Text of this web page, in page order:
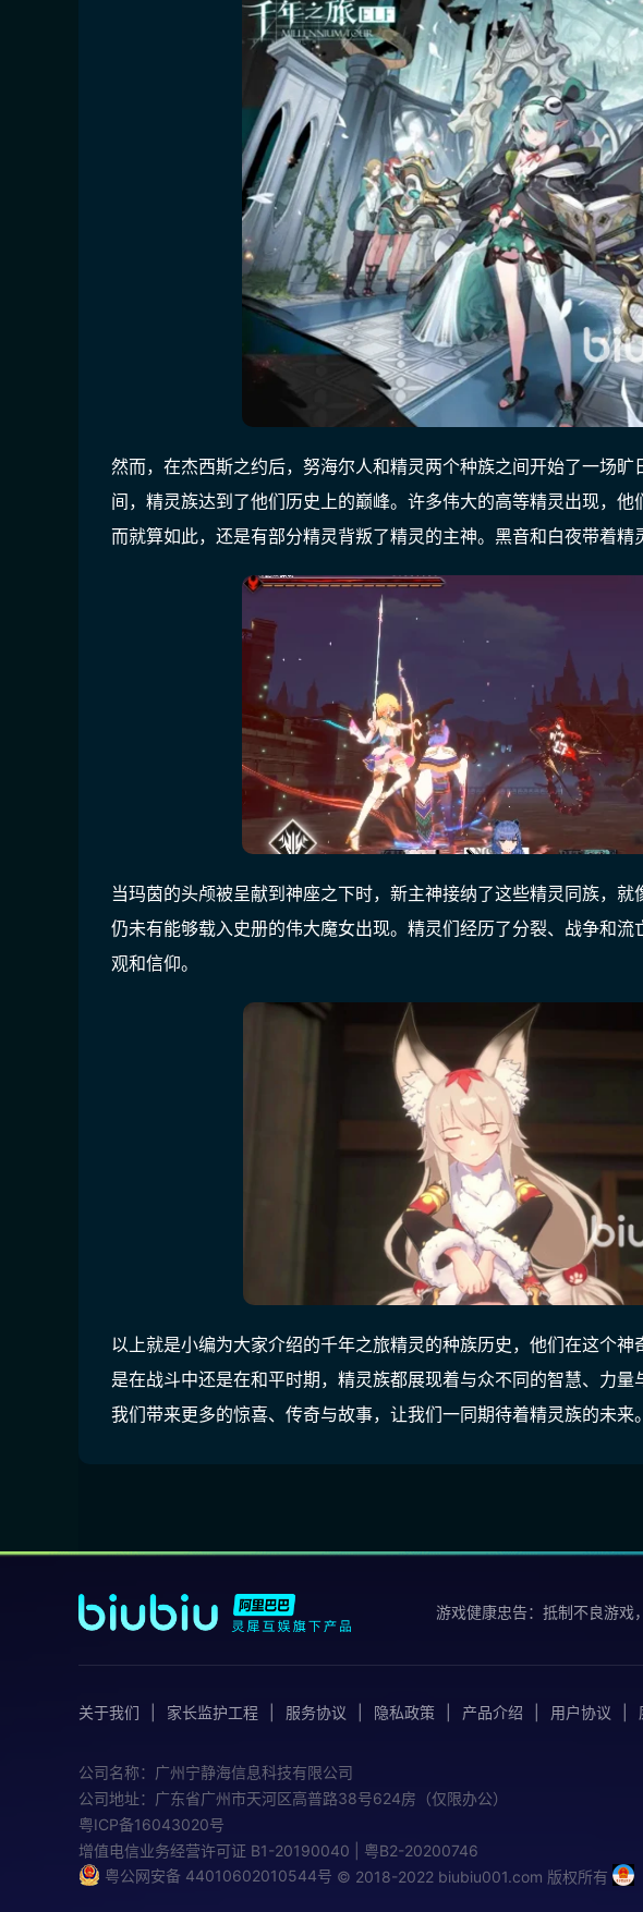
然而，在杰西斯之约后，努海尔人和精灵两个种族之间开始了一场
间，精灵族达到了他们历史上的巅峰。许多伟大的高等精灵出现，
而就算如此，还是有部分精灵背叛了精灵的主神。黑音和白夜带着精
当玛茵的头颅被呈献到神座之下时，新主神接纳了这些精灵同族，就
仍未有能够载入史册的伟大魔女出现。精灵们经历了分裂、战争和
观和信仰。
以上就是小编为大家介绍的千年之旅精灵的种族历史，他们在这个
是在战斗中还是在和平时期，精灵族都展现着与众不同的智慧、力
我们带来更多的惊喜、传奇与故事，让我们一同期待着精灵族的未来。
游戏健康忠告：抵制不良游戏
关于我们 家长监护工程 服务协议 隐私政策 产品介绍 用户协议
公司名称：广州宁静海信息科技有限公司
公司地址：广东省广州市天河区高普路38号624房（仅限办公）
粤ICP备16043020号
增值电信业务经营许可证 B1-20190040 | 粤B2-20200746
粤公网安备 44010602010544号 © 2018-2022 biubiu001.com 版权所有